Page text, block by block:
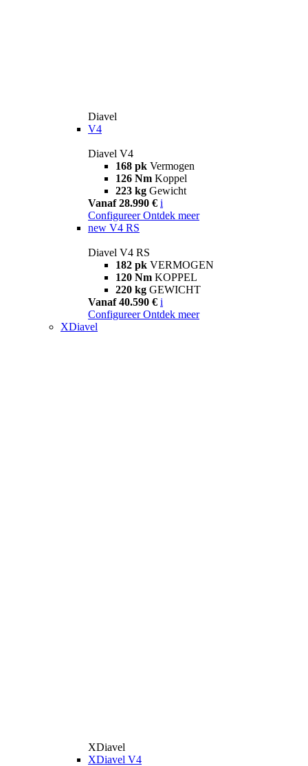
Diavel
V4
Diavel V4
168 pk Vermogen
126 Nm Koppel
223 kg Gewicht
Vanaf 28.990 € i
Configureer Ontdek meer
new V4 RS
Diavel V4 RS
182 pk VERMOGEN
120 Nm KOPPEL
220 kg GEWICHT
Vanaf 40.590 € i
Configureer Ontdek meer
XDiavel
XDiavel
XDiavel V4